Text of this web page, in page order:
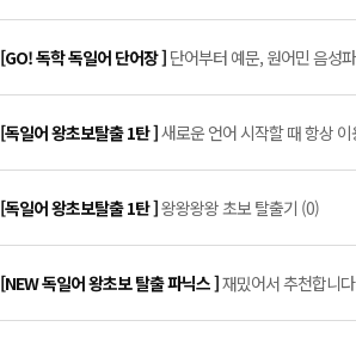
[GO! 독학 독일어 단어장 ] 단어부터 예문, 원어민 음성
[독일어 왕초보탈출 1탄 ]새로운 언어 시작할 때 항상
[독일어 왕초보탈출 1탄 ]왕왕왕왕 초보 탈출기 (0)
[NEW 독일어 왕초보 탈출 파닉스 ]재밌어서 추천합니